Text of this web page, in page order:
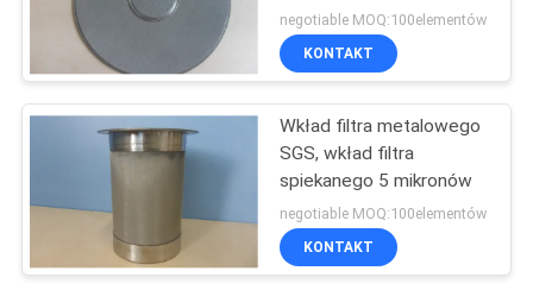
MAPA
WITRYNY
POLITYKA
PRYWATNOŚCI
krótkie włókno
23
spiekany
negotiable MOQ:100elementów
KONTAKT
Wkład filtra metalowego
SGS, wkład filtra
spiekanego 5 mikronów
negotiable MOQ:100elementów
KONTAKT